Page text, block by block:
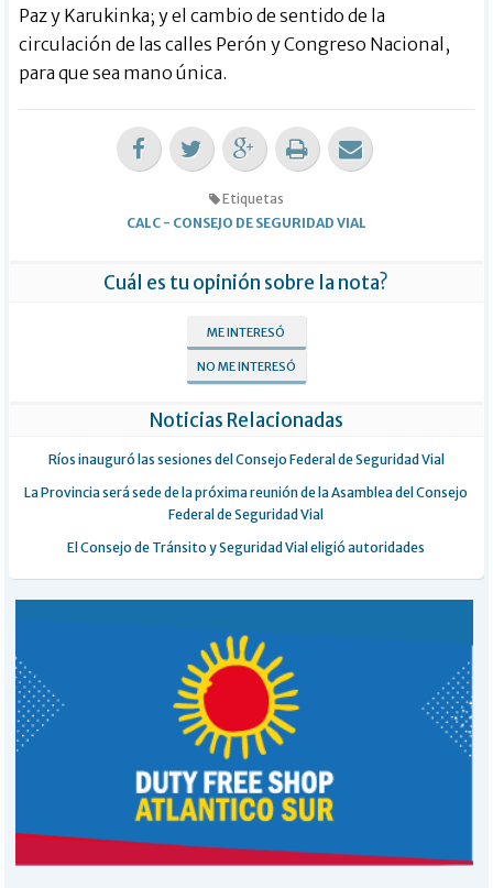
Paz y Karukinka; y el cambio de sentido de la
circulación de las calles Perón y Congreso Nacional,
para que sea mano única.
Etiquetas
CALC- CONSEJO DE SEGURIDAD VIAL
Cuál es tu opinión sobre la nota?
ME INTERESÓ
NO ME INTERESÓ
Noticias Relacionadas
Ríos inauguró las sesiones del Consejo Federal de Seguridad Vial
La Provincia será sede de la próxima reunión de la Asamblea del Consejo
Federal de Seguridad Vial
El Consejo de Tránsito y Seguridad Vial eligió autoridades